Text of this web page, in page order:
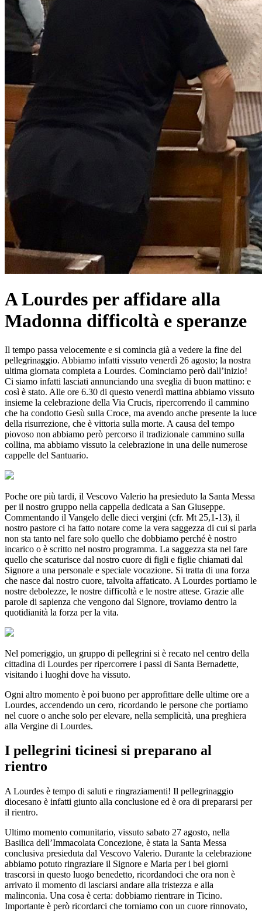
A Lourdes per affidare alla
Madonna difficoltà e speranze
Il tempo passa velocemente e si comincia già a vedere la fine del
pellegrinaggio. Abbiamo infatti vissuto venerdì 26 agosto; la nostra
ultima giornata completa a Lourdes. Cominciamo però dall’inizio!
Ci siamo infatti lasciati annunciando una sveglia di buon mattino: e
così è stato. Alle ore 6.30 di questo venerdì mattina abbiamo vissuto
insieme la celebrazione della Via Crucis, ripercorrendo il cammino
che ha condotto Gesù sulla Croce, ma avendo anche presente la luce
della risurrezione, che è vittoria sulla morte. A causa del tempo
piovoso non abbiamo però percorso il tradizionale cammino sulla
collina, ma abbiamo vissuto la celebrazione in una delle numerose
cappelle del Santuario.
Poche ore più tardi, il Vescovo Valerio ha presieduto la Santa Messa
per il nostro gruppo nella cappella dedicata a San Giuseppe.
Commentando il Vangelo delle dieci vergini (cfr. Mt 25,1-13), il
nostro pastore ci ha fatto notare come la vera saggezza di cui si parla
non sta tanto nel fare solo quello che dobbiamo perché è nostro
incarico o è scritto nel nostro programma. La saggezza sta nel fare
quello che scaturisce dal nostro cuore di figli e figlie chiamati dal
Signore a una personale e speciale vocazione. Si tratta di una forza
che nasce dal nostro cuore, talvolta affaticato. A Lourdes portiamo le
nostre debolezze, le nostre difficoltà e le nostre attese. Grazie alle
parole di sapienza che vengono dal Signore, troviamo dentro la
quotidianità la forza per la vita.
Nel pomeriggio, un gruppo di pellegrini si è recato nel centro della
cittadina di Lourdes per ripercorrere i passi di Santa Bernadette,
visitando i luoghi dove ha vissuto.
Ogni altro momento è poi buono per approfittare delle ultime ore a
Lourdes, accendendo un cero, ricordando le persone che portiamo
nel cuore o anche solo per elevare, nella semplicità, una preghiera
alla Vergine di Lourdes.
I pellegrini ticinesi si preparano al
rientro
A Lourdes è tempo di saluti e ringraziamenti! Il pellegrinaggio
diocesano è infatti giunto alla conclusione ed è ora di prepararsi per
il rientro.
Ultimo momento comunitario, vissuto sabato 27 agosto, nella
Basilica dell’Immacolata Concezione, è stata la Santa Messa
conclusiva presieduta dal Vescovo Valerio. Durante la celebrazione
abbiamo potuto ringraziare il Signore e Maria per i bei giorni
trascorsi in questo luogo benedetto, ricordandoci che ora non è
arrivato il momento di lasciarsi andare alla tristezza e alla
malinconia. Una cosa è certa: dobbiamo rientrare in Ticino.
Importante è però ricordarci che torniamo con un cuore rinnovato,